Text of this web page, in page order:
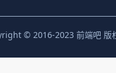
© 2016-2023 前端吧